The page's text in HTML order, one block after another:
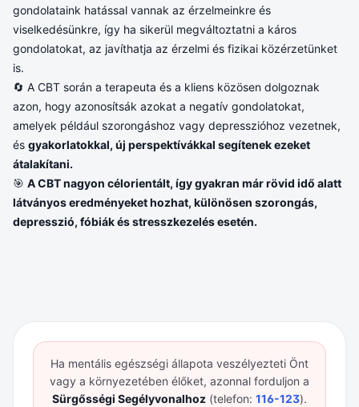
gondolataink hatással vannak az érzelmeinkre és
viselkedésünkre, így ha sikerül megváltoztatni a káros
gondolatokat, az javíthatja az érzelmi és fizikai közérzetünket
is.
🔄 A CBT során a terapeuta és a kliens közösen dolgoznak
azon, hogy azonosítsák azokat a negatív gondolatokat,
amelyek például szorongáshoz vagy depresszióhoz vezetnek,
és gyakorlatokkal, új perspektívákkal segítenek ezeket
átalakítani.
🎯 A CBT nagyon célorientált, így gyakran már rövid idő alatt
látványos eredményeket hozhat, különösen szorongás,
depresszió, fóbiák és stresszkezelés esetén.
Ha mentális egészségi állapota veszélyezteti Önt
vagy a környezetében élőket, azonnal forduljon a
Sürgősségi Segélyvonalhoz (telefon: 116-123).